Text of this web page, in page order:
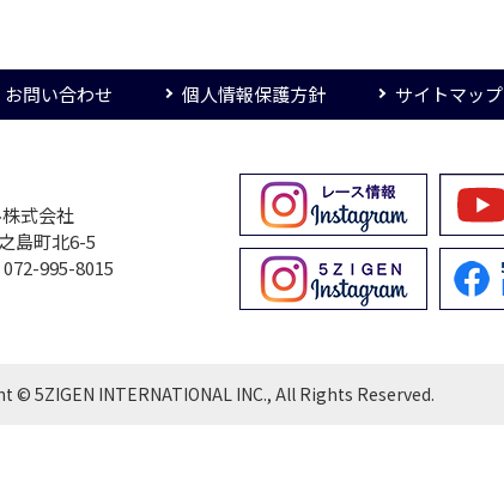
お問い合わせ 個人情報保護方針 サイトマップ
式会社
島町北6-5
995-8015
© 5ZIGEN INTERNATIONAL INC., All Rights Reserved.